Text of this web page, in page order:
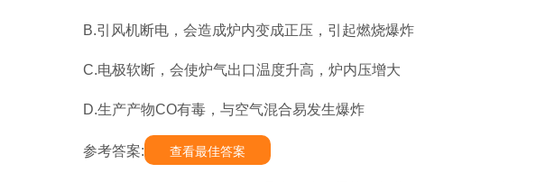
B.引风机断电，会造成炉内变成正压，引起燃烧爆炸
C.电极软断，会使炉气出口温度升高，炉内压增大
D.生产产物CO有毒，与空气混合易发生爆炸
参考答案: 查看最佳答案